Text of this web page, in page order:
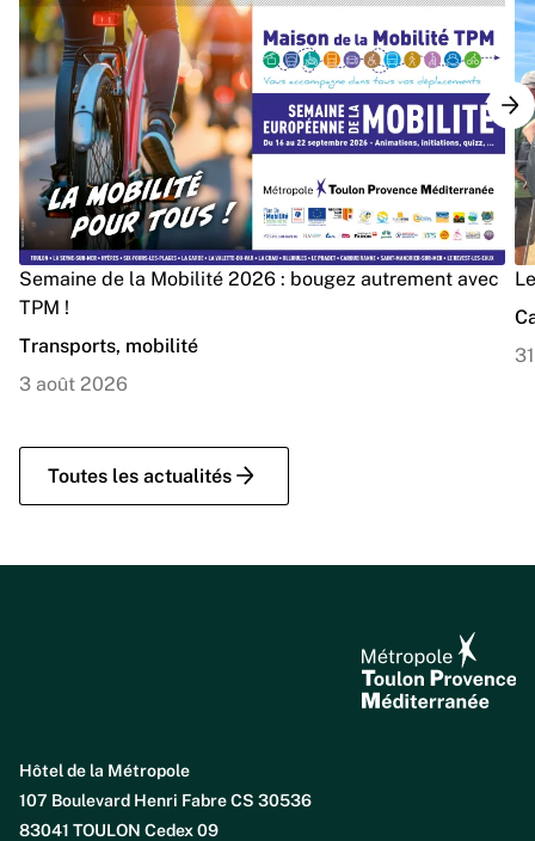
Toutes les actualités
Semaine de la Mobilité 2026 : bougez autrement avec
TPM !
Transports, mobilité
3 août 2026
Hôtel de la Métropole
107 Boulevard Henri Fabre CS 30536
83041 TOULON Cedex 09